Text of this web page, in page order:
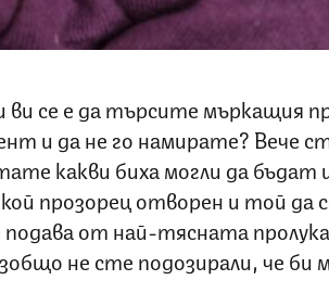
ви се е да търсите мъркащия
и да не го намирате? Вече
какви биха могли да бъдат
прозорец отворен и той да
от най-тясната
не сте подозирали, че би